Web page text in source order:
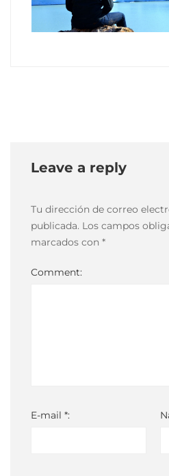
Leave a reply
Tu dirección de correo
publicada. Los campos
marcados con *
Comment:
E-mail *: